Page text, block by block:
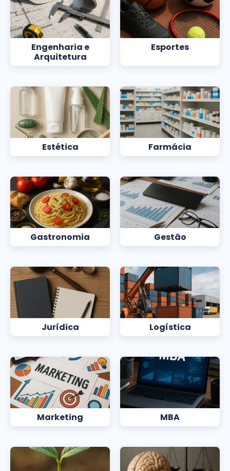
Engenharia e
Arquitetura
Esportes
Estética Farmácia
Gastronomia Gestão
Jurídica Logística
Marketing MBA